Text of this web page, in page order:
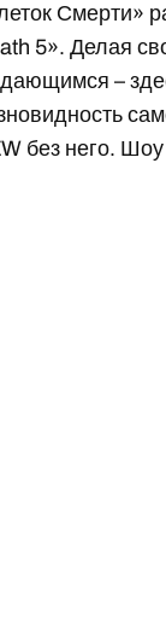
Смерти»
5». Делая
–
без него.